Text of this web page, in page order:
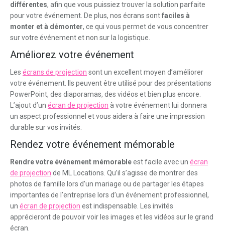
différentes, afin que vous puissiez trouver la solution parfaite
pour votre événement. De plus, nos écrans sontfaciles à
monter et à démonter, ce qui vous permet de vous concentrer
sur votre événement et non sur la logistique.
Améliorez votre événement
Les écrans de projection sont un excellent moyen d’améliorer
votre événement. Ils peuvent être utilisé pour des présentations
PowerPoint, des diaporamas, des vidéos et bien plus encore.
L’ajout d’un écran de projection à votre événement lui donnera
un aspect professionnel et vous aidera à faire une impression
durable sur vos invités.
Rendez votre événement mémorable
Rendre votre événement mémorableest facile avec un écran
de projection de ML Locations. Qu’il s’agisse de montrer des
photos de famille lors d’un mariage ou de partager les étapes
importantes de l’entreprise lors d’un événement professionnel,
un écran de projection est indispensable. Les invités
apprécieront de pouvoir voir les images et les vidéos sur le grand
écran.